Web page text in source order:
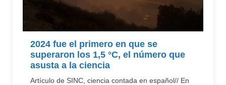
2024 fue el primero en que se
superaron los 1,5 °C, el número que
asusta a la ciencia
Artículo de SINC, ciencia contada en español// En